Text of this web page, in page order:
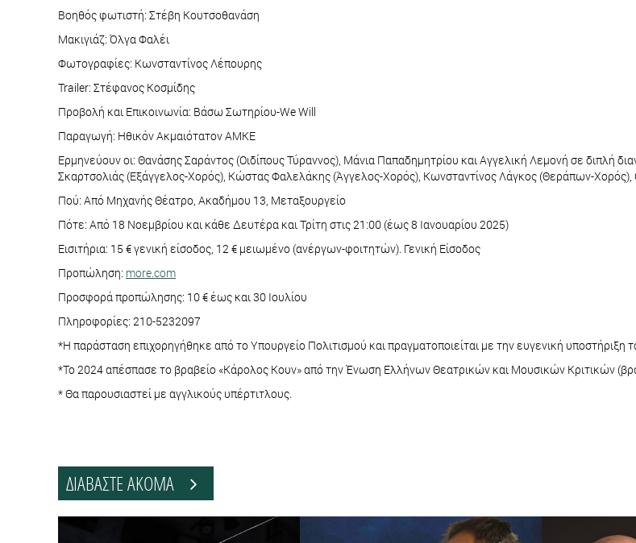
Βοηθός φωτιστή: Στέβη Κουτσοθανάση
Μακιγιάζ: Όλγα Φαλέι
Φωτογραφίες: Κωνσταντίνος Λέπουρης
Trailer: Στέφανος Κοσμίδης
Προβολή και Επικοινωνία: Βάσω Σωτηρίου-We Will
Παραγωγή: Ηθικόν Ακμαιότατον ΑΜΚΕ
Ερμηνεύουν οι: Θανάσης Σαράντος (Οιδίπους Τύραννος), Μάνια Παπαδημητρίου και Αγγελική Λεμονή σε διπλή
Σκαρτσολιάς (Εξάγγελος-Χορός), Κώστας Φαλελάκης (Άγγελος-Χορός), Κωνσταντίνος Λάγκος (Θεράπων-Χορός),
Πού: Από Μηχανής Θέατρο, Ακαδήμου 13, Μεταξουργείο
Πότε: Από 18 Νοεμβρίου και κάθε Δευτέρα και Τρίτη στις 21:00 (έως 8 Ιανουαρίου 2025)
Εισιτήρια: 15 € γενική είσοδος, 12 € μειωμένο (ανέργων-φοιτητών). Γενική Είσοδος
Προπώληση: more.com
Προσφορά προπώλησης: 10 € έως και 30 Ιουλίου
Πληροφορίες: 210-5232097
*Η παράσταση επιχορηγήθηκε από το Υπουργείο Πολιτισμού και πραγματοποιείται με την ευγενική
*Το 2024 απέσπασε το βραβείο «Κάρολος Κουν» από την Ένωση Ελλήνων Θεατρικών και Μουσικών Κριτικών
* Θα παρουσιαστεί με αγγλικούς υπέρτιτλους.
ΔΙΑΒΑΣΤΕ ΑΚΟΜΑ